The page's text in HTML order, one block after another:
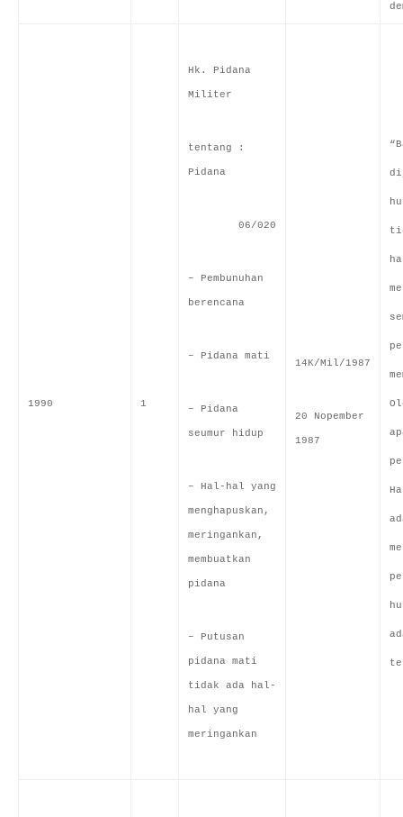
1990 1
Hk. Pidana
Militer
tentang :
Pidana
06/020
– Pembunuhan
berencana
– Pidana mati
– Pidana
seumur hidup
– Hal-hal yang
menghapuskan,
meringankan,
membuatkan
pidana
– Putusan
pidana mati
tidak ada hal-
hal yang
meringankan
14K/Mil/1987
20 Nopember
1987